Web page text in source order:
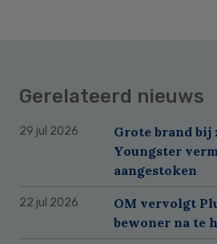
Gerelateerd nieuws
29 jul 2026
Grote brand
Youngster
aangestoken
22 jul 2026
OM vervolgt
bewoner na te